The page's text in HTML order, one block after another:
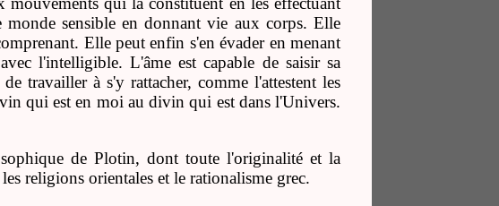
sensible en donnant vie aux corps. Elle
Elle peut enfin s'en évader en menant
l'intelligible. L'âme est capable de saisir sa
travailler à s'y rattacher, comme l'attestent les
qui est en moi au divin qui est dans l'Univers.
de Plotin, dont toute l'originalité et la
religions orientales et le rationalisme grec.